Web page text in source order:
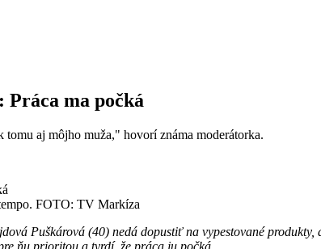
Práca ma počká
aj môjho muža," hovorí známa moderátorka.
FOTO: TV Markíza
Puškárová (40) nedá dopustiť na vypestované
ňu prioritou a tvrdí, že práca ju počká.